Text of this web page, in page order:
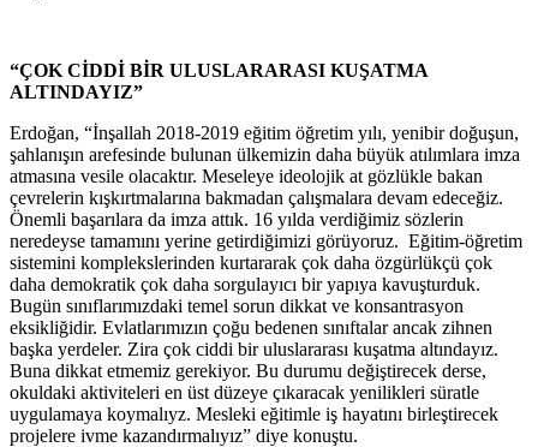
“ÇOK CİDDİ BİR ULUSLARARASI KUŞATMA
ALTINDAYIZ”
Erdoğan, “İnşallah 2018-2019 eğitim öğretim yılı, yenibir doğuşun,
şahlanışın arefesinde bulunan ülkemizin daha büyük atılımlara imza
atmasına vesile olacaktır. Meseleye ideolojik at gözlükle bakan
çevrelerin kışkırtmalarına bakmadan çalışmalara devam edeceğiz.
Önemli başarılara da imza attık. 16 yılda verdiğimiz sözlerin
neredeyse tamamını yerine getirdiğimizi görüyoruz. Eğitim-öğretim
sistemini komplekslerinden kurtararak çok daha özgürlükçü çok
daha demokratik çok daha sorgulayıcı bir yapıya kavuşturduk.
Bugün sınıflarımızdaki temel sorun dikkat ve konsantrasyon
eksikliğidir. Evlatlarımızın çoğu bedenen sınıftalar ancak zihnen
başka yerdeler. Zira çok ciddi bir uluslararası kuşatma altındayız.
Buna dikkat etmemiz gerekiyor. Bu durumu değiştirecek derse,
okuldaki aktiviteleri en üst düzeye çıkaracak yenilikleri süratle
uygulamaya koymalıyz. Mesleki eğitimle iş hayatını birleştirecek
projelere ivme kazandırmalıyız” diye konuştu.